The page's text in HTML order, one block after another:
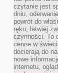
czytanie jest
dniu,
powrót do
ręku, łatwiej
czynności. To
cenne w
docierają do
nowe
internetu,